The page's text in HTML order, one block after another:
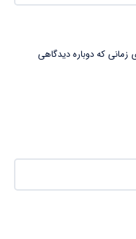
زمانی که دوباره دیدگاهی